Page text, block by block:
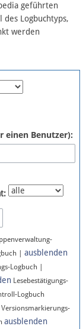
geführten
des Logbuchtyps,
werden
einen Benutzer):
| ausblenden
Logbuch |
Lesebestätigungs-
Logbuch
Versionsmarkierungs-
ausblenden